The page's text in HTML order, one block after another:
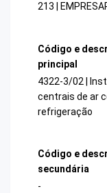
213 |
Código e
principal
4322-3/02 |
centrais de ar
refrigeração
Código e
secundária
-